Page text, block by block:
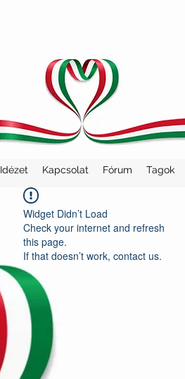
Idézet Kapcsolat Fórum Tagok
Widget Didn’t Load
Check your internet and refresh
this page.
If that doesn’t work, contact us.